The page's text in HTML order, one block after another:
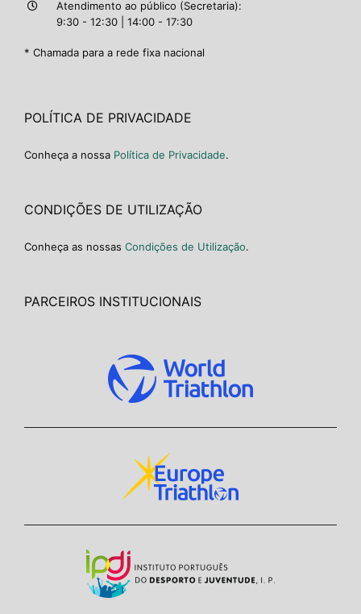
Atendimento ao público (Secretaria):
9:30 - 12:30 | 14:00 - 17:30
* Chamada para a rede fixa nacional
POLÍTICA DE PRIVACIDADE
Conheça a nossa Política de Privacidade.
CONDIÇÕES DE UTILIZAÇÃO
Conheça as nossas Condições de Utilização.
PARCEIROS INSTITUCIONAIS